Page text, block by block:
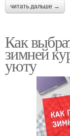
читать дальше →
Как
зимней
уюту